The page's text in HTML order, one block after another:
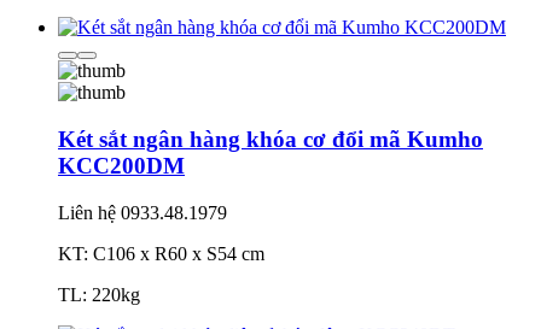
Két sắt ngân hàng khóa cơ đổi mã Kumho
KCC200DM
Liên hệ 0933.48.1979
KT: C106 x R60 x S54 cm
TL: 220kg